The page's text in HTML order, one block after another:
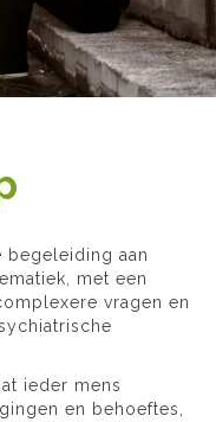
aan
met een
vragen en
ieder mens
en behoeftes,